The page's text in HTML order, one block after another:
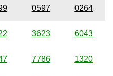
0597 0264
3623 6043
7786 1320